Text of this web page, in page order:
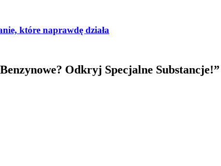
które naprawdę działa
Odkryj Specjalne Substancje!”